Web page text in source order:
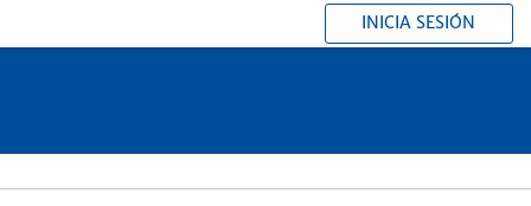
INICIA SESIÓN